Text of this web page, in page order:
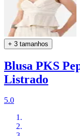
+ 3 tamanhos
Blusa PKS
Listrado
5.0